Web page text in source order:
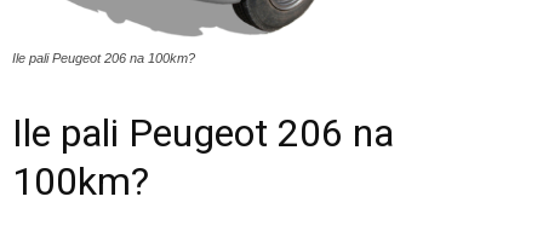
Ile pali Peugeot 206 na 100km?
Ile pali Peugeot 206 na
100km?